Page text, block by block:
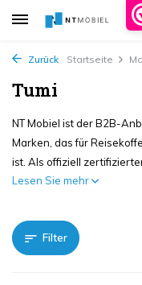
Zurück Startseite
Tumi
NT Mobiel ist der B2B-
Marken, das für
ist. Als offiziell
Lesen Sie mehr
Filter